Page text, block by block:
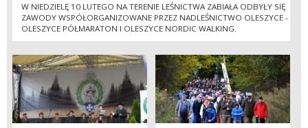
W NIEDZIELĘ 10 LUTEGO NA TERENIE LEŚNICTWA ZABIAŁA ODBYŁY SIĘ
ZAWODY WSPÓŁORGANIZOWANE PRZEZ NADLEŚNICTWO OLESZYCE -
OLESZYCE PÓŁMARATON I OLESZYCE NORDIC WALKING.